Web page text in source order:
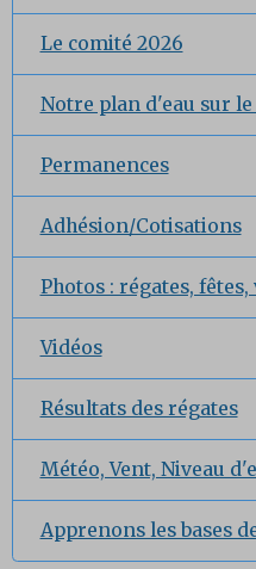
Le comité 2026
Notre plan d'eau sur
Permanences
Adhésion/Cotisations
Photos : régates,
Vidéos
Résultats des régates
Météo, Vent, Niveau
Apprenons les bases